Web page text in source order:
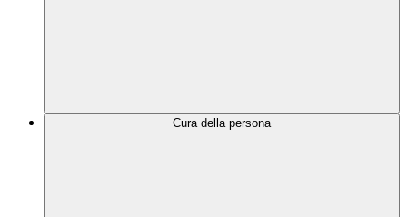
Cura della persona